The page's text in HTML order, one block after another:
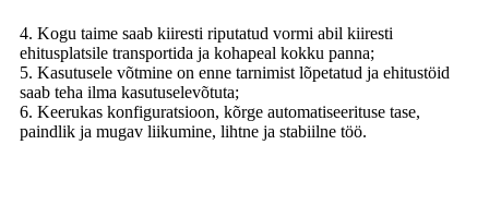
4. Kogu taime saab kiiresti riputatud vormi abil kiiresti
ehitusplatsile transportida ja kohapeal kokku panna;
5. Kasutusele võtmine on enne tarnimist lõpetatud ja ehitustöid
saab teha ilma kasutuselevõtuta;
6. Keerukas konfiguratsioon, kõrge automatiseerituse tase,
paindlik ja mugav liikumine, lihtne ja stabiilne töö.